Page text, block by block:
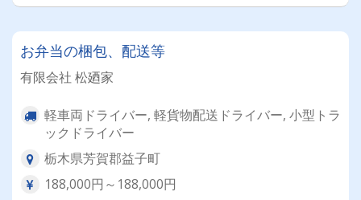
お弁当の梱包、配送等
有限会社 松廼家
軽車両ドライバー, 軽貨物配送ドライバー, 小型トラ
ックドライバー
栃木県芳賀郡益子町
188,000円～188,000円